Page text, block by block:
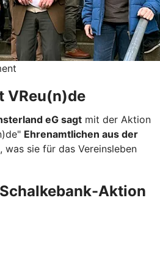
VReu(n)de
eG sagt mit der Aktion
Ehrenamtlichen aus der
was sie für das Vereinsleben
Aktion